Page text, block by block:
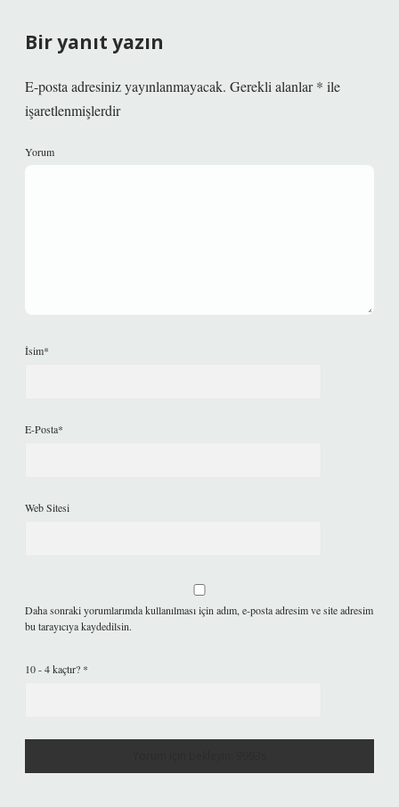
Bir yanıt yazın
E-posta adresiniz yayınlanmayacak. Gerekli alanlar* ile
işaretlenmişlerdir
Yorum
İsim*
E-Posta*
Web Sitesi
Daha sonraki yorumlarımda kullanılması için adım, e-posta adresim ve site adresim
bu tarayıcıya kaydedilsin.
10 - 4 kaçtır? *